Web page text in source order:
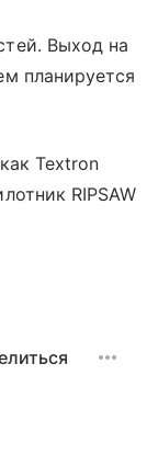
Выход на
планируется
Textron
RIPSAW